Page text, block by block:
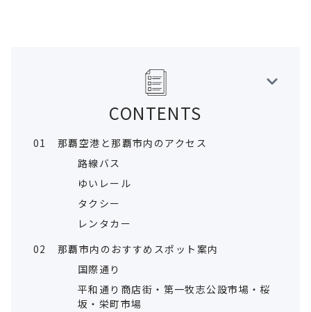
CONTENTS
01
那覇空港と那覇市内のアクセス
路線バス
ゆいレール
タクシー
レンタカー
02
那覇市内のおすすめスポット案内
国際通り
平和通り商店街・第一牧志公設市場・桜
坂・栄町市場